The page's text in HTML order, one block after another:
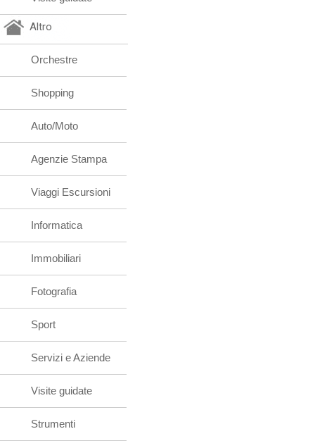
Altro
Orchestre
Shopping
Auto/Moto
Agenzie Stampa
Viaggi Escursioni
Informatica
Immobiliari
Fotografia
Sport
Servizi e Aziende
Visite guidate
Strumenti